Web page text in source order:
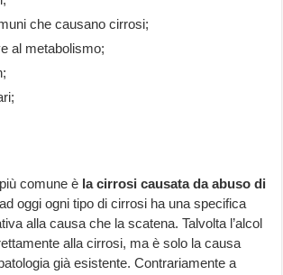
che causano cirrosi;
al metabolismo;
comune è la cirrosi causata da abuso di
oggi ogni tipo di cirrosi ha una specifica
alla causa che la scatena. Talvolta l’alcol
alla cirrosi, ma è solo la causa
già esistente. Contrariamente a